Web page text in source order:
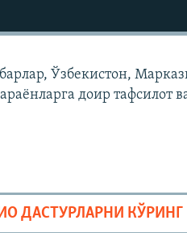
Ўзбекистон,
доир тафсилот
ДАСТУРЛАРНИ КЎРИНГ